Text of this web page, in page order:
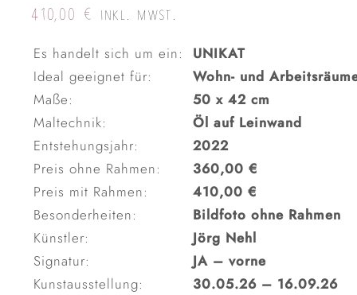
410,00 € INKL. MWST.
Es handelt sich um ein:
UNIKAT
Ideal geeignet für:
Wohn- und
Maße:
50 x 42 cm
Maltechnik:
Öl auf Leinwand
Entstehungsjahr:
2022
Preis ohne Rahmen:
360,00 €
Preis mit Rahmen:
410,00 €
Besonderheiten:
Bildfoto ohne Rahmen
Künstler:
Jörg Nehl
Signatur:
JA – vorne
Kunstausstellung:
30.05.26 – 16.09.26